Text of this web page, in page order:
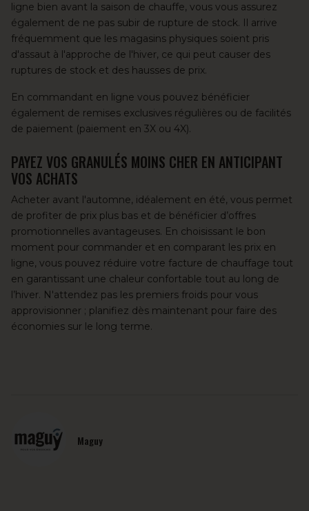
ligne bien avant la saison de chauffe, vous vous assurez
également de ne pas subir de rupture de stock. Il arrive
fréquemment que les magasins physiques soient pris
d'assaut à l'approche de l'hiver, ce qui peut causer des
ruptures de stock et des hausses de prix.
En commandant en ligne vous pouvez bénéficier
également de remises exclusives régulières ou de facilités
de paiement (paiement en 3X ou 4X).
PAYEZ VOS GRANULÉS MOINS CHER EN ANTICIPANT
VOS ACHATS
Acheter avant l'automne, idéalement en été, vous permet
de profiter de prix plus bas et de bénéficier d’offres
promotionnelles avantageuses. En choisissant le bon
moment pour commander et en comparant les prix en
ligne, vous pouvez réduire votre facture de chauffage tout
en garantissant une chaleur confortable tout au long de
l’hiver. N'attendez pas les premiers froids pour vous
approvisionner ; planifiez dès maintenant pour faire des
économies sur le long terme.
Maguy